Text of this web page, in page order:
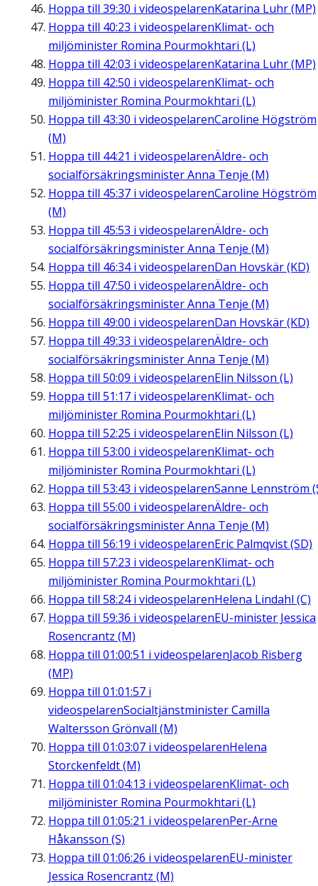
Hoppa till 39:30 i videospelarenKatarina Luhr (MP)
Hoppa till 40:23 i videospelarenKlimat- och
miljöminister Romina Pourmokhtari (L)
Hoppa till 42:03 i videospelarenKatarina Luhr (MP)
Hoppa till 42:50 i videospelarenKlimat- och
miljöminister Romina Pourmokhtari (L)
Hoppa till 43:30 i videospelarenCaroline Högström
(M)
Hoppa till 44:21 i videospelarenÄldre- och
socialförsäkringsminister Anna Tenje (M)
Hoppa till 45:37 i videospelarenCaroline Högström
(M)
Hoppa till 45:53 i videospelarenÄldre- och
socialförsäkringsminister Anna Tenje (M)
Hoppa till 46:34i videospelarenDan Hovskär (KD)
Hoppa till 47:50 i videospelarenÄldre- och
socialförsäkringsminister Anna Tenje (M)
Hoppa till 49:00 i videospelarenDan Hovskär (KD)
Hoppa till 49:33 i videospelarenÄldre- och
socialförsäkringsminister Anna Tenje (M)
Hoppa till 50:09 i videospelarenElin Nilsson (L)
Hoppa till 51:17 i videospelarenKlimat- och
miljöminister Romina Pourmokhtari (L)
Hoppa till 52:25 i videospelarenElin Nilsson (L)
Hoppa till 53:00 i videospelarenKlimat- och
miljöminister Romina Pourmokhtari (L)
Hoppa till 53:43 i videospelarenSanne Lennström
Hoppa till 55:00 i videospelarenÄldre- och
socialförsäkringsminister Anna Tenje (M)
Hoppa till 56:19 i videospelarenEric Palmqvist (SD)
Hoppa till 57:23 i videospelarenKlimat- och
miljöminister Romina Pourmokhtari (L)
Hoppa till 58:24i videospelarenHelena Lindahl (C)
Hoppa till 59:36 i videospelarenEU-minister Jessica
Rosencrantz (M)
Hoppa till 01:00:51 i videospelarenJacob Risberg
(MP)
Hoppa till 01:01:57 i
videospelarenSocialtjänstminister Camilla
Waltersson Grönvall (M)
Hoppa till 01:03:07 i videospelarenHelena
Storckenfeldt (M)
Hoppa till 01:04:13 i videospelarenKlimat- och
miljöminister Romina Pourmokhtari (L)
Hoppa till 01:05:21 i videospelarenPer-Arne
Håkansson (S)
Hoppa till 01:06:26 i videospelarenEU-minister
Jessica Rosencrantz (M)